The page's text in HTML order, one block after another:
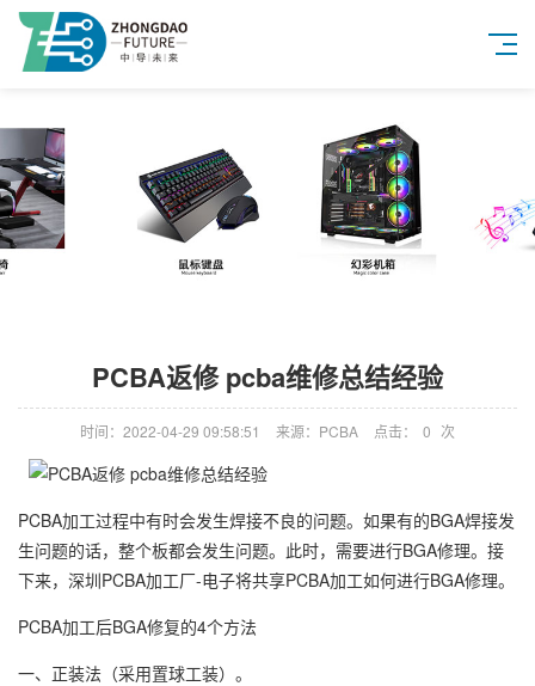
PCBA返修 pcba维修总结经验
时间：2022-04-29 09:58:51 来源：PCBA 点击： 0 次
PCBA加工过程中有时会发生焊接不良的问题。如果有的BGA焊接发
生问题的话，整个板都会发生问题。此时，需要进行BGA修理。接
下来，深圳PCBA加工厂-电子将共享PCBA加工如何进行BGA修理。
PCBA加工后BGA修复的4个方法
一、正装法（采用置球工装）。